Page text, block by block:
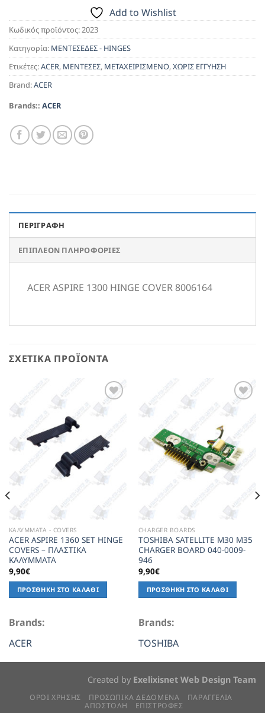
Add to Wishlist
Κωδικός προϊόντος:2023
Κατηγορία: ΜΕΝΤΕΣΕΔΕΣ - HINGES
Ετικέτες:ACER, ΜΕΝΤΕΣΕΣ, ΜΕΤΑΧΕΙΡΙΣΜΕΝΟ,ΧΩΡΙΣ ΕΓΓΥΗΣΗ
Brand:ACER
Brands:: ACER
ΠΕΡΙΓΡΑΦΉ
ΕΠΙΠΛΈΟΝ ΠΛΗΡΟΦΟΡΊΕΣ
ACER ASPIRE 1300 HINGE COVER 8006164
ΣΧΕΤΙΚΆ ΠΡΟΪΌΝΤΑ
Add to
Wishlist
ΚΑΛΥΜΜΑΤΑ - COVERS
ACER ASPIRE 1360 SET HINGE
COVERS – ΠΛΑΣΤΙΚΑ
ΚΑΛΥΜΜΑΤΑ
9,90€
ΠΡΟΣΘΉΚΗ ΣΤΟ ΚΑΛΆΘΙ
Brands:
ACER
Add to
Wishlist
CHARGER BOARDS
TOSHIBA SATELLITE M30 M35
CHARGER BOARD 040-0009-
946
9,90€
ΠΡΟΣΘΉΚΗ ΣΤΟ ΚΑΛΆΘΙ
Brands:
TOSHIBA
Created by Exelixisnet Web Design Team
ΟΡΟΙ ΧΡΗΣΗΣ ΠΡΟΣΩΠΙΚΆ ΔΕΔΟΜΈΝΑ
ΠΑΡΑΓΓΕΛΙΑ
ΑΠΟΣΤΟΛΗ
ΕΠΙΣΤΡΟΦΕΣ